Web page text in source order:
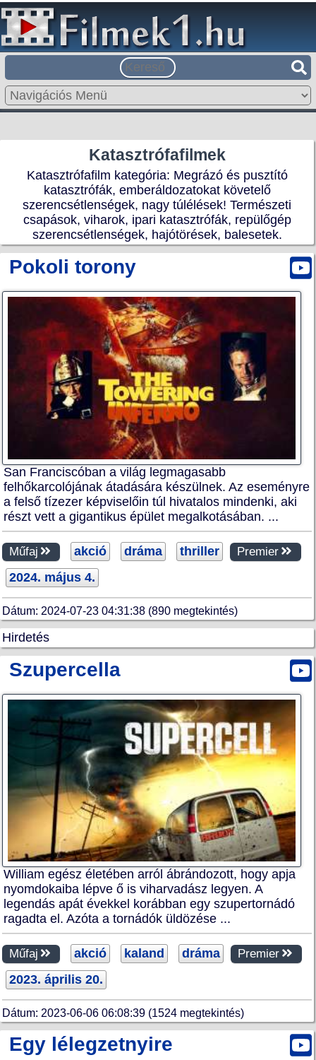
Katasztrófafilmek
Katasztrófafilm kategória: Megrázó és pusztító
katasztrófák, emberáldozatokat követelő
szerencsétlenségek, nagy túlélések! Természeti
csapások, viharok, ipari katasztrófák, repülőgép
szerencsétlenségek, hajótörések, balesetek.
Pokoli torony
San Franciscóban a világ legmagasabb
felhőkarcolójának átadására készülnek. Az eseményre
a felső tízezer képviselőin túl hivatalos mindenki, aki
részt vett a gigantikus épület megalkotásában. ...
Műfaj akció dráma thriller Premier
2024. május 4.
Dátum: 2024-07-23 04:31:38 (890 megtekintés)
Hirdetés
Szupercella
William egész életében arról ábrándozott, hogy apja
nyomdokaiba lépve ő is viharvadász legyen. A
legendás apát évekkel korábban egy szupertornádó
ragadta el. Azóta a tornádók üldözése ...
Műfaj akció kaland dráma Premier
2023. április 20.
Dátum: 2023-06-06 06:08:39 (1524 megtekintés)
Egy lélegzetnyire